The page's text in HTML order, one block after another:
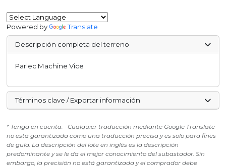
Powered by Translate
Descripción completa del terreno
Parlec Machine Vice
Términos clave / Exportar información
* Tenga en cuenta: - Cualquier traducción mediante Google Translate
no está garantizada como una traducción precisa y es solo para fines
de guía. La descripción del lote en inglés es la descripción
predominante y se le da el mejor conocimiento del subastador. Sin
embargo, la precisión no está garantizada y el comprador debe